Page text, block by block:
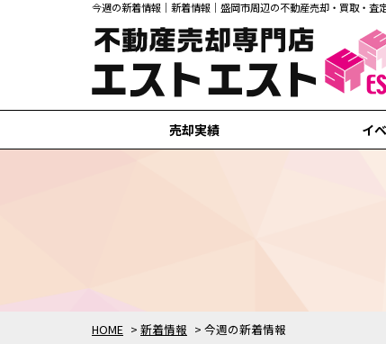
今週の新着情報｜新着情報｜盛岡市周辺の不動産売却・買取・
売却実績
盛岡市の売却実績
滝沢市の売却実績
矢巾町の売却実績
紫波町の売却実績
花巻市の売却実績
イ
HOME > 新着情報 > 今週の新着情報